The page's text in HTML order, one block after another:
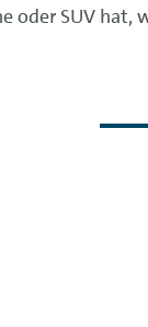
SUV